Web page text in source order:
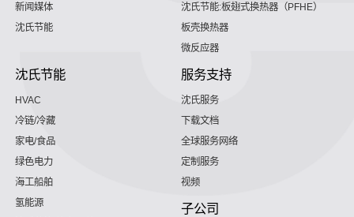
新闻媒体
沈氏节能
沈氏节能:板翅式换热器（PFHE）
板壳换热器
微反应器
沈氏节能
HVAC
冷链/冷藏
家电/食品
绿色电力
海工船舶
氢能源
服务支持
沈氏服务
下载文档
全球服务网络
定制服务
视频
子公司